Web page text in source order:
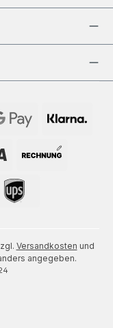
Versandkosten und
angegeben.